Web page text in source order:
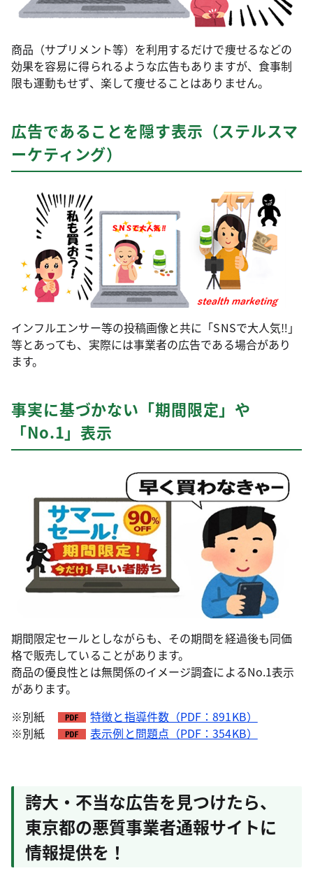
商品（サプリメント等）を利用するだけで痩せるなどの
効果を容易に得られるような広告もありますが、食事制
限も運動もせず、楽して痩せることはありません。
広告であることを隠す表示（ステルスマ
ーケティング）
インフルエンサー等の投稿画像と共に「SNSで大人気‼」
等とあっても、実際には事業者の広告である場合があり
ます。
事実に基づかない「期間限定」や
「No.1」表示
期間限定セールとしながらも、その期間を経過後も同価
格で販売していることがあります。
商品の優良性とは無関係のイメージ調査によるNo.1表示
があります。
※別紙
特徴と指導件数（PDF：891KB）
※別紙
表示例と問題点（PDF：354KB）
誇大・不当な広告を見つけたら、
東京都の悪質事業者通報サイトに
情報提供を！